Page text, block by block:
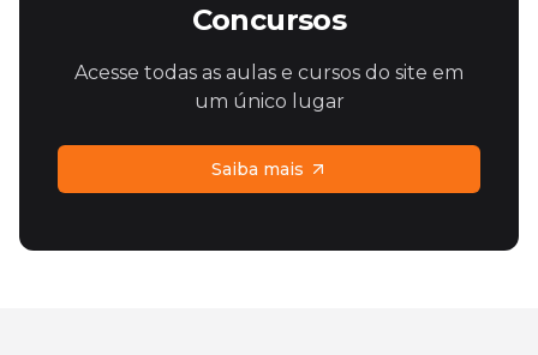
Concursos
Acesse todas as aulas e cursos do site em
um único lugar
Saiba mais